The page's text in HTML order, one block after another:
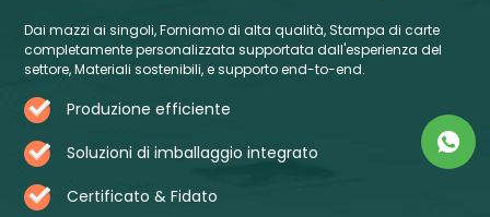
Dai mazzi ai singoli, Forniamo di alta qualità, Stampa di carte
completamente personalizzata supportata dall'esperienza del
settore, Materiali sostenibili, e supporto end-to-end.
Produzione efficiente
Soluzioni di imballaggio integrato
Certificato & Fidato